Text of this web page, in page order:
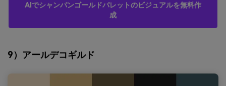
AIでシャンパンゴールドパレットのビジュアルを無料作
成
9）アールデコギルド